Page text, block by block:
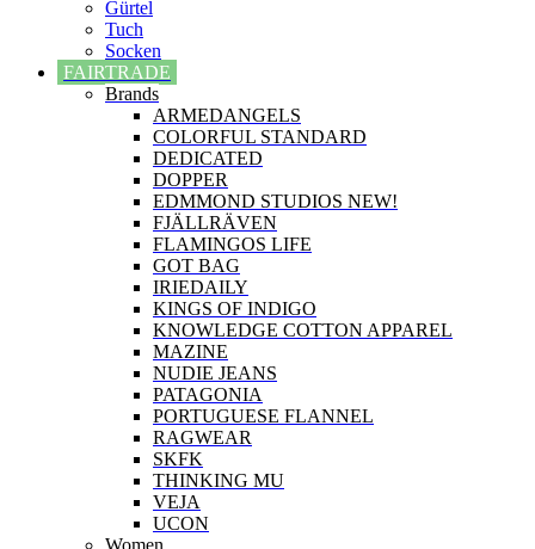
Gürtel
Tuch
Socken
FAIRTRADE
Brands
ARMEDANGELS
COLORFUL STANDARD
DEDICATED
DOPPER
EDMMOND STUDIOS NEW!
FJÄLLRÄVEN
FLAMINGOS LIFE
GOT BAG
IRIEDAILY
KINGS OF INDIGO
KNOWLEDGE COTTON APPAREL
MAZINE
NUDIE JEANS
PATAGONIA
PORTUGUESE FLANNEL
RAGWEAR
SKFK
THINKING MU
VEJA
UCON
Women